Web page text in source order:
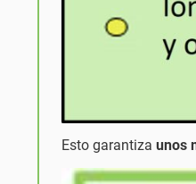
Esto garantiza unos